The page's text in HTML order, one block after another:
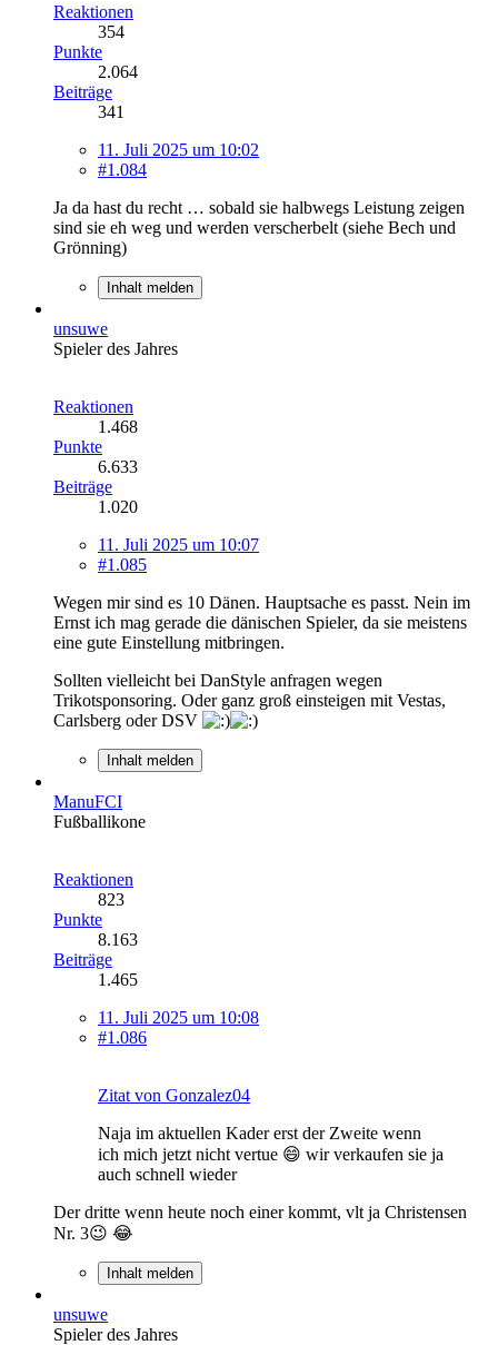
Reaktionen
354
Punkte
2.064
Beiträge
341
11. Juli 2025 um 10:02
#1.084
Ja da hast du recht … sobald sie halbwegs Leistung zeigen
sind sie eh weg und werden verscherbelt (siehe Bech und
Grönning)
Inhalt melden
unsuwe
Spieler des Jahres
Reaktionen
1.468
Punkte
6.633
Beiträge
1.020
11. Juli 2025 um 10:07
#1.085
Wegen mir sind es 10 Dänen. Hauptsache es passt. Nein im
Ernst ich mag gerade die dänischen Spieler, da sie meistens
eine gute Einstellung mitbringen.
Sollten vielleicht bei DanStyle anfragen wegen
Trikotsponsoring. Oder ganz groß einsteigen mit Vestas,
Carlsberg oder DSV
Inhalt melden
ManuFCI
Fußballikone
Reaktionen
823
Punkte
8.163
Beiträge
1.465
11. Juli 2025 um 10:08
#1.086
Zitat von Gonzalez04
Naja im aktuellen Kader erst der Zweite wenn
ich mich jetzt nicht vertue 😄 wir verkaufen sie ja
auch schnell wieder
Der dritte wenn heute noch einer kommt, vlt ja Christensen
Nr. 3😉 😂
Inhalt melden
unsuwe
Spieler des Jahres